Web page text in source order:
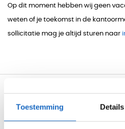
Toestemming Details
Op dit moment hebben wij geen
weten of je toekomst in de
sollicitatie mag je altijd sturen naar
Professionele bezorg- en